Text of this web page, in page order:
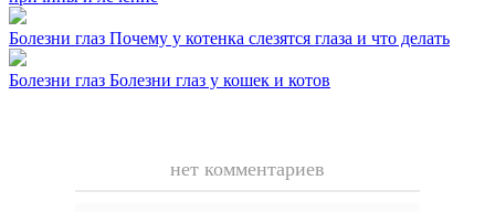
Болезни глаз Почему у котенка слезятся глаза и что делать
Болезни глаз Болезни глаз у кошек и котов
нет комментариев